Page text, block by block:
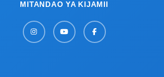
MITANDAO YA KIJAMII